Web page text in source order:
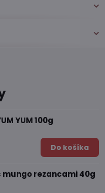
YUM 100g
Do košíka
mungo rezancami 40g